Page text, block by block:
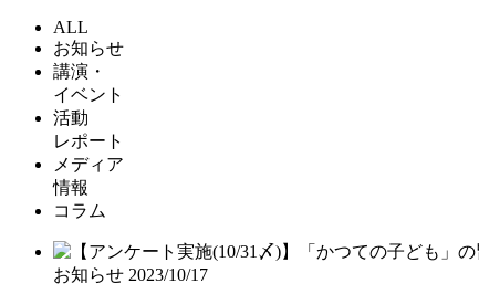
ALL
お知らせ
講演・
イベント
活動
レポート
メディア
情報
コラム
お知らせ 2023/10/17